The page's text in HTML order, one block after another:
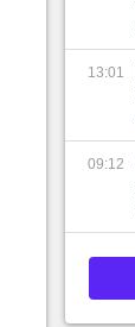
13:01
09:12